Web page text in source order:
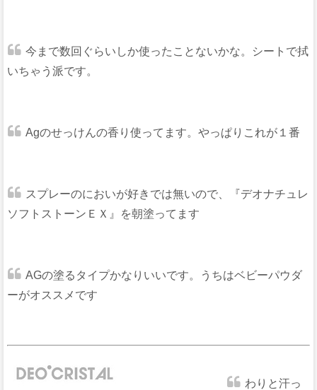
今まで数回ぐらいしか使ったことないかな。シートで拭
いちゃう派です。
Agのせっけんの香り使ってます。やっぱりこれが１番
スプレーのにおいが好きでは無いので、『デオナチュレ
ソフトストーンＥＸ』を朝塗ってます
AGの塗るタイプかなりいいです。うちはベビーパウダ
ーがオススメです
わりと汗っ